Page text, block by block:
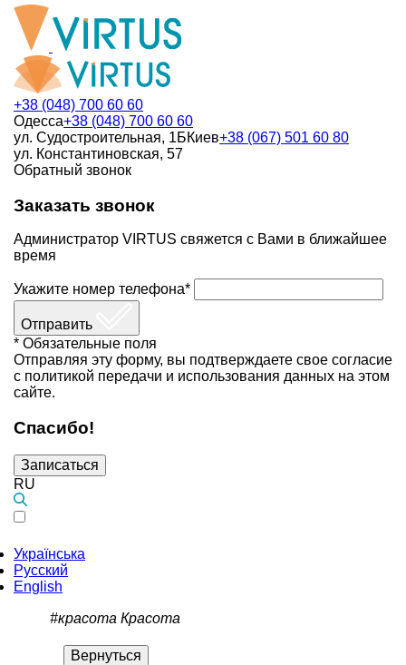
+38 (048) 700 60 60
Одесса+38 (048) 700 60 60
ул. Судостроительная, 1БКиев+38 (067) 501 60 80
ул. Константиновская, 57
Обратный звонок
Заказать звонок
Администратор VIRTUS свяжется с Вами в ближайшее
время
Укажите номер телефона*
Отправить
* Обязательные поля
Отправляя эту форму, вы подтверждаете свое согласие
с политикой передачи и использования данных на этом
сайте.
Спасибо!
Записаться
RU
Українська
Русский
English
#красота Красота
Вернуться